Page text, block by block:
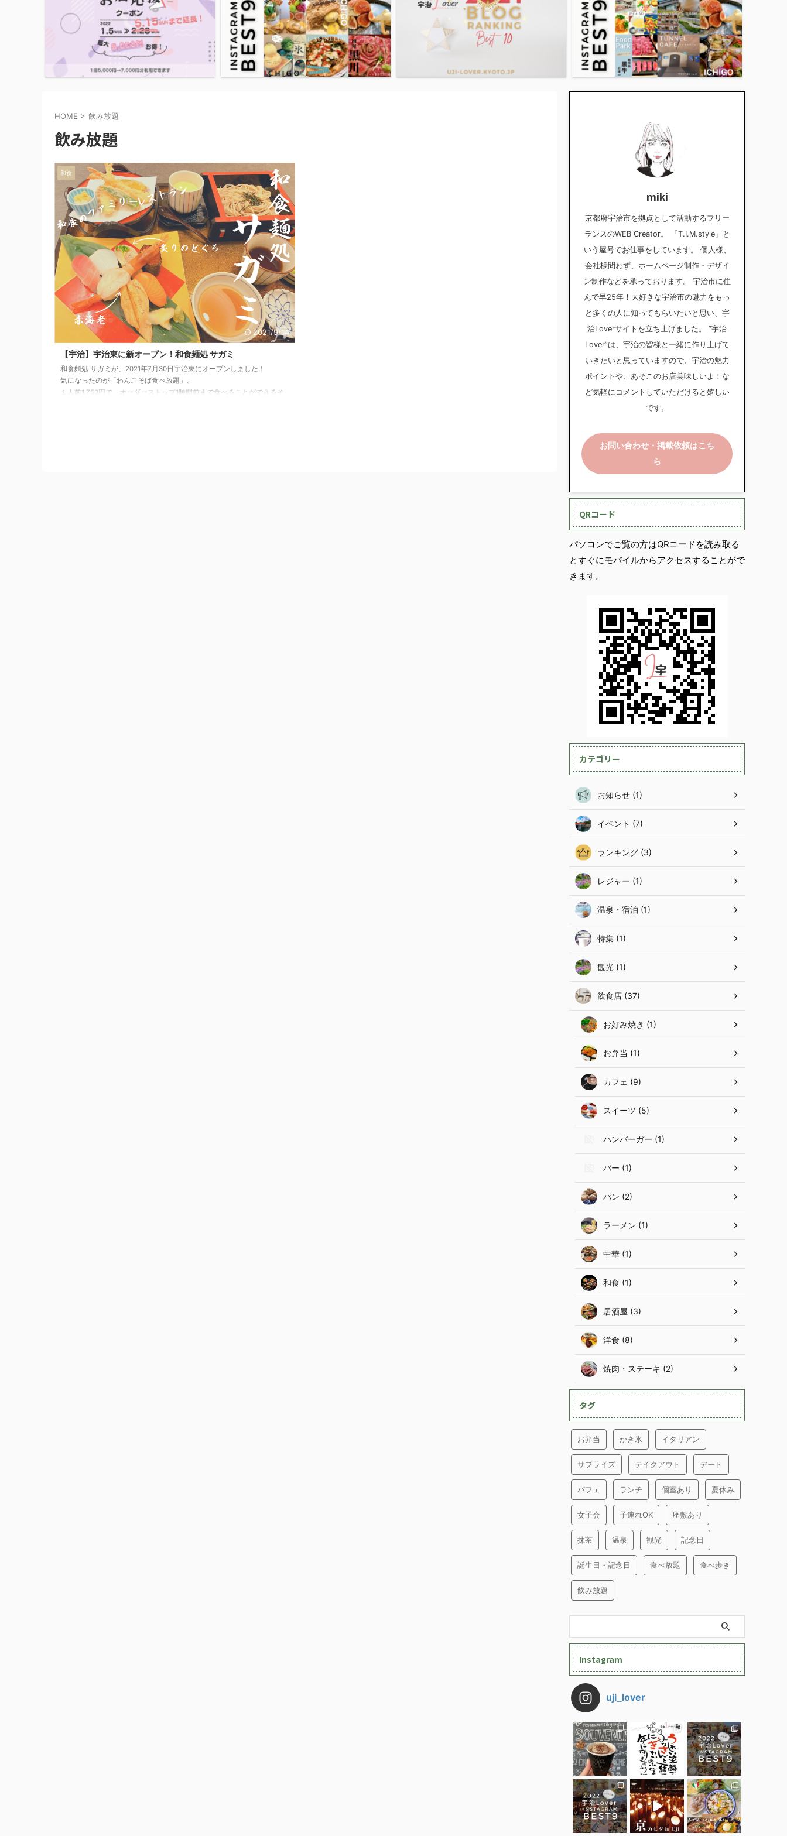
HOME > 飲み放題
飲み放題
和食
2021/9/14
【宇治】宇治東に新オープン！和食麺処 サガミ
和食麵処 サガミが、2021年7月30日宇治東にオープンしました！
気になったのが「わんこそば食べ放題」。
１人前1,750円で、オーダーストップ1時間前まで食べることができるそ
miki
京都府宇治市を拠点として活動するフリー
ランスのWEB Creator。 「T.I.M.style」と
いう屋号でお仕事をしています。 個人様、
会社様問わず、ホームページ制作・デザイ
ン制作などを承っております。 宇治市に住
んで早25年！大好きな宇治市の魅力をもっ
と多くの人に知ってもらいたいと思い、宇
治Loverサイトを立ち上げました。 ”宇治
Lover”は、宇治の皆様と一緒に作り上げて
いきたいと思っていますので、宇治の魅力
ポイントや、あそこのお店美味しいよ！な
ど気軽にコメントしていただけると嬉しい
です。
お問い合わせ・掲載依頼はこち
ら
QRコード
パソコンでご覧の方はQRコードを読み取る
とすぐにモバイルからアクセスすることがで
きます。
カテゴリー
お知らせ (1)
イベント (7)
ランキング (3)
レジャー (1)
温泉・宿泊 (1)
特集 (1)
観光 (1)
飲食店 (37)
お好み焼き (1)
お弁当 (1)
カフェ (9)
スイーツ (5)
ハンバーガー (1)
バー (1)
パン (2)
ラーメン (1)
中華 (1)
和食 (1)
居酒屋 (3)
洋食 (8)
焼肉・ステーキ (2)
タグ
お弁当 かき氷 イタリアン
サプライズ テイクアウト デート
パフェ ランチ 個室あり 夏休み
女子会 子連れOK 座敷あり
抹茶 温泉 観光 記念日
誕生日・記念日 食べ放題 食べ歩き
飲み放題
Instagram
uji_lover